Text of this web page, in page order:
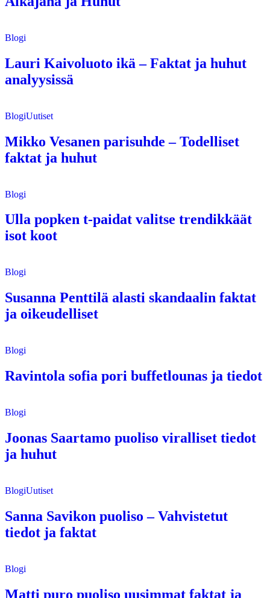
Blogi
Lauri Kaivoluoto ikä – Faktat ja huhut
analyysissä
BlogiUutiset
Mikko Vesanen parisuhde – Todelliset
faktat ja huhut
Blogi
Ulla popken t-paidat valitse trendikkäät
isot koot
Blogi
Susanna Penttilä alasti skandaalin faktat
ja oikeudelliset
Blogi
Ravintola sofia pori buffetlounas ja tiedot
Blogi
Joonas Saartamo puoliso viralliset tiedot
ja huhut
BlogiUutiset
Sanna Savikon puoliso – Vahvistetut
tiedot ja faktat
Blogi
Matti puro puoliso uusimmat faktat ja